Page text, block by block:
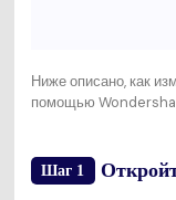
Ниже описано, как
помощью
Шаг 1